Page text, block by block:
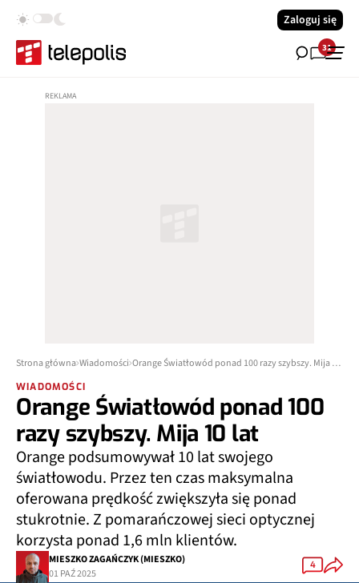
Zaloguj się
31
Strona główna Wiadomości Orange Światłowód ponad 100 razy szybszy. Mija 10 lat
WIADOMOŚCI
Orange Światłowód ponad 100
razy szybszy. Mija 10 lat
Orange podsumowywał 10 lat swojego
światłowodu. Przez ten czas maksymalna
oferowana prędkość zwiększyła się ponad
stukrotnie. Z pomarańczowej sieci optycznej
korzysta ponad 1,6 mln klientów.
MIESZKO ZAGAŃCZYK (MIESZKO)
01 PAŹ 2025
4